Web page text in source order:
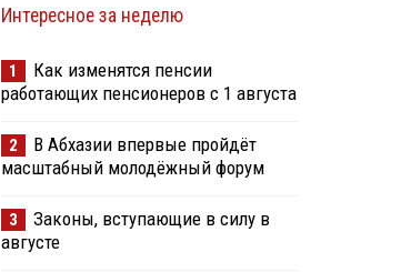
Интересное за неделю
1
Как изменятся пенсии
работающих пенсионеров с 1 августа
2
В Абхазии впервые пройдёт
масштабный молодёжный форум
3
Законы, вступающие в силу в
августе